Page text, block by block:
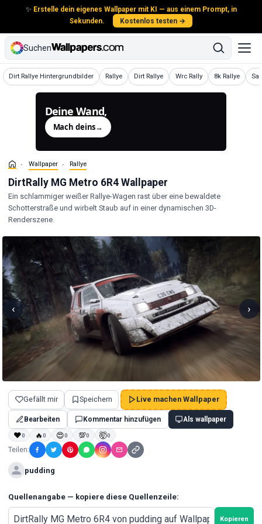
✨ Erstelle dein eigenes Wallpaper mit KI — aus einem Prompt, in
Sekunden.
Kostenlos testen →
Suchen
Dirt Rallye Hintergrundbilder
Wallpaper Rallye
WallpaperDirt Rallye
Wallpaper Wrc Rally
Wallpaper 8k Rallye
Wallpaper
Deine Wand,
Mach deins→
Wallpaper Rallye
DirtRally MG Metro 6R4 Wallpaper
Ein schlammiger weißer Rallye-Wagen rast über eine bewaldete
Schotterstraße und wirbelt Staub auf in einer dynamischen 3D-
Renderszene.
‹ ›
Gefällt mir Speichern Live machen Wallpaper
Bearbeiten Kommentar hinzufügen Als wallpaper
❤0 🔥0 😍0 💯0 🤯0
Teilen:
pudding
Quellenangabe — kopiere diese Quellenzeile:
Kopieren